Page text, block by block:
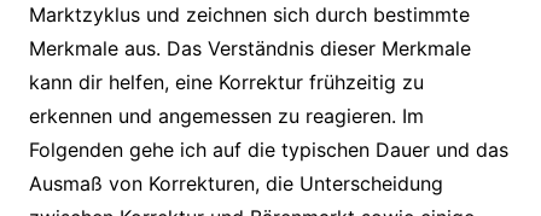
Marktzyklus und zeichnen sich durch bestimmte
Merkmale aus. Das Verständnis dieser Merkmale
kann dir helfen, eine Korrektur frühzeitig zu
erkennen und angemessen zu reagieren. Im
Folgenden gehe ich auf die typischen Dauer und das
Ausmaß von Korrekturen, die Unterscheidung